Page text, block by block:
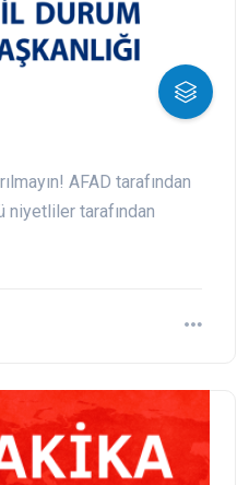
AFAD tarafından
niyetliler tarafından